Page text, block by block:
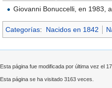
Giovanni Bonuccelli, en 1983,
Categorías: Nacidos en 1842
Esta página fue modificada por última vez el
Esta página se ha visitado 3163 veces.